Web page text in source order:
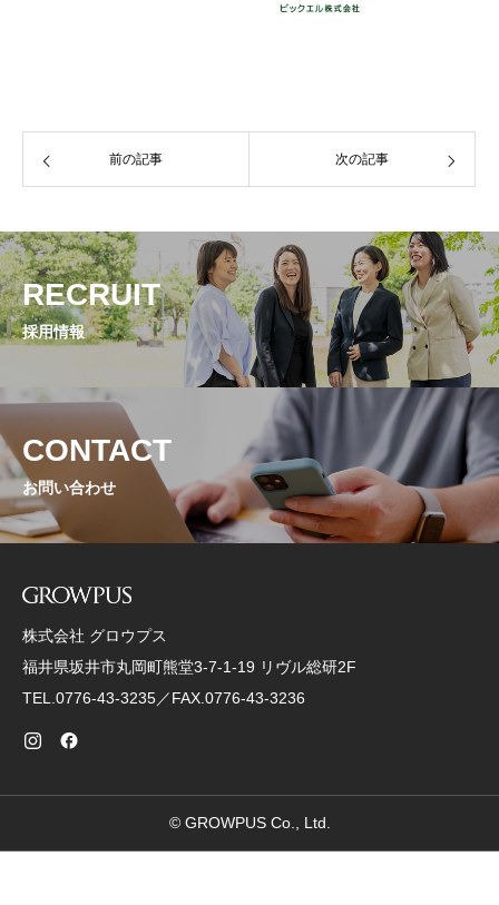
前の記事 次の記事
RECRUIT
採用情報
CONTACT
お問い合わせ
株式会社 グロウプス
福井県坂井市丸岡町熊堂3-7-1-19 リヴル総研2F
TEL.0776-43-3235／FAX.0776-43-3236
© GROWPUS Co., Ltd.